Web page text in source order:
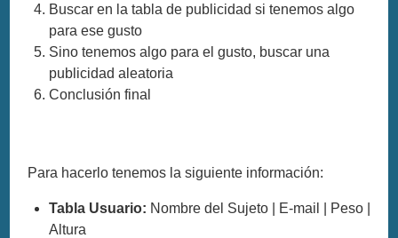
Buscar en la tabla de publicidad si tenemos algo
para ese gusto
Sino tenemos algo para el gusto, buscar una
publicidad aleatoria
Conclusión final
Para hacerlo tenemos la siguiente información:
Tabla Usuario: Nombre del Sujeto | E-mail | Peso |
Altura